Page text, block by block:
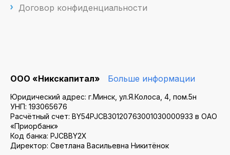
Договор конфиденциальности
ООО «Никскапитал» Больше информации
Юридический адрес: г.Минск, ул.Я.Колоса, 4, пом.5н
УНП: 193065676
Расчётный счет: BY54PJCB30120763001030000933 в ОАО
«Приорбанк»
Код банка: PJCBBY2X
Директор: Светлана Васильевна Никитёнок